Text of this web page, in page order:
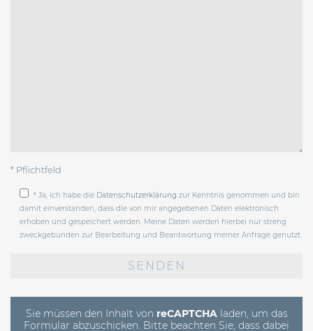
* Pflichtfeld
* Ja, ich habe die Datenschutzerklärung zur Kenntnis genommen und bin
damit einverstanden, dass die von mir angegebenen Daten elektronisch
erhoben und gespeichert werden. Meine Daten werden hierbei nur streng
zweckgebunden zur Bearbeitung und Beantwortung meiner Anfrage genutzt.
Sie müssen den Inhalt von reCAPTCHAladen, um das
Formular abzuschicken. Bitte beachten Sie, dass dabei